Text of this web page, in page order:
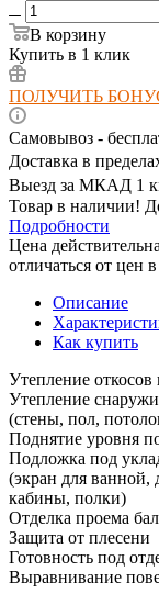
В корзину
Купить в 1 клик
ПОЛУЧИТЬ
Самовывоз -
Доставка в
Выезд за МКАД 1
Товар в наличии!
Подробности
Цена
отличаться от цен
Описание
Как купить
Утепление
Утепление
(стены, пол,
Поднятие уровня
Подложка под
(экран для
кабины, полки)
Отделка проема
Защита от плесени
Готовность под
Выравнивание